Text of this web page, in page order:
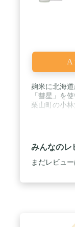
麹米に北海
「彗星」を
栗山町の小
みんなのレ
まだレビュ